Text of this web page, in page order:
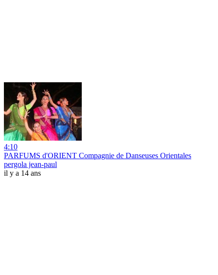
4:10
PARFUMS d'ORIENT Compagnie de Danseuses Orientales
pergola jean-paul
il y a 14 ans